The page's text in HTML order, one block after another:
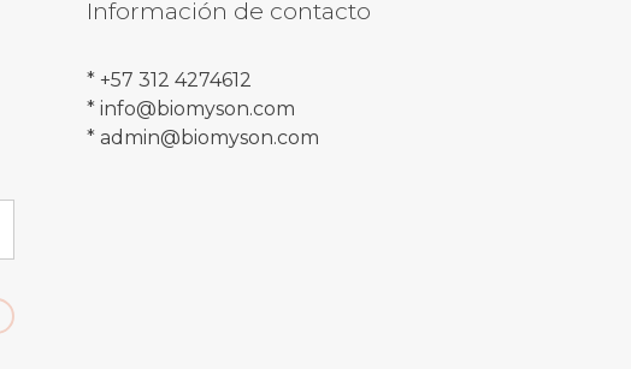
Información de contacto
* +57 312 4274612
* info@biomyson.com
* admin@biomyson.com